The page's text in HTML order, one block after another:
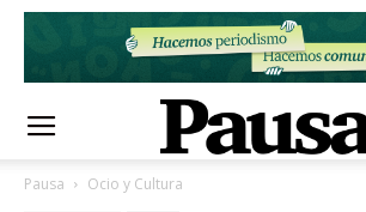
Pausa Ocio y Cultura